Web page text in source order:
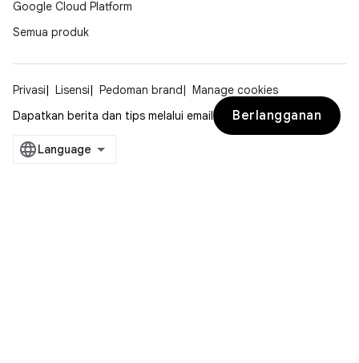
Google Cloud Platform
Semua produk
Privasi Lisensi Pedoman brand
Manage cookies
Dapatkan berita dan tips melalui email
Berlangganan